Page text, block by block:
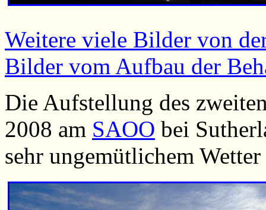
Weitere viele Bilder von
Bilder vom Aufbau der
Die Aufstellung des
2008 am SAOO bei
sehr ungemütlichem